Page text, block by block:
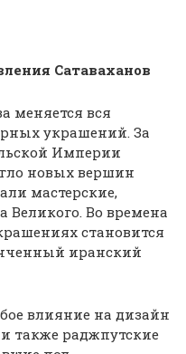
Сатаваханов
меняется вся
украшений. За
Империи
новых вершин
мастерские,
Великого. Во времена
становится
иранский
влияние на дизайн
также раджпутские